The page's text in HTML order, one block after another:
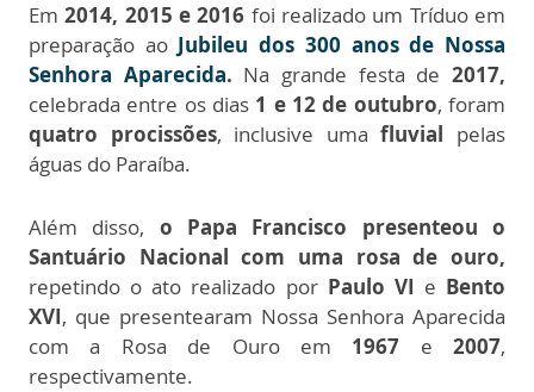
Em2014, 2015 e 2016 foi realizado um Tríduo em
preparação ao Jubileu dos 300 anos de Nossa
Senhora Aparecida. Na grande festa de2017,
celebrada entre os dias 1 e 12 de outubro, foram
quatro procissões, inclusive umafluvial pelas
águas do Paraíba.
Além disso, o Papa Francisco presenteou o
Santuário Nacional com uma rosa de ouro,
repetindo o ato realizado por Paulo VI e Bento
XVI, que presentearam Nossa Senhora Aparecida
com a Rosa de Ouro em 1967 e 2007,
respectivamente.